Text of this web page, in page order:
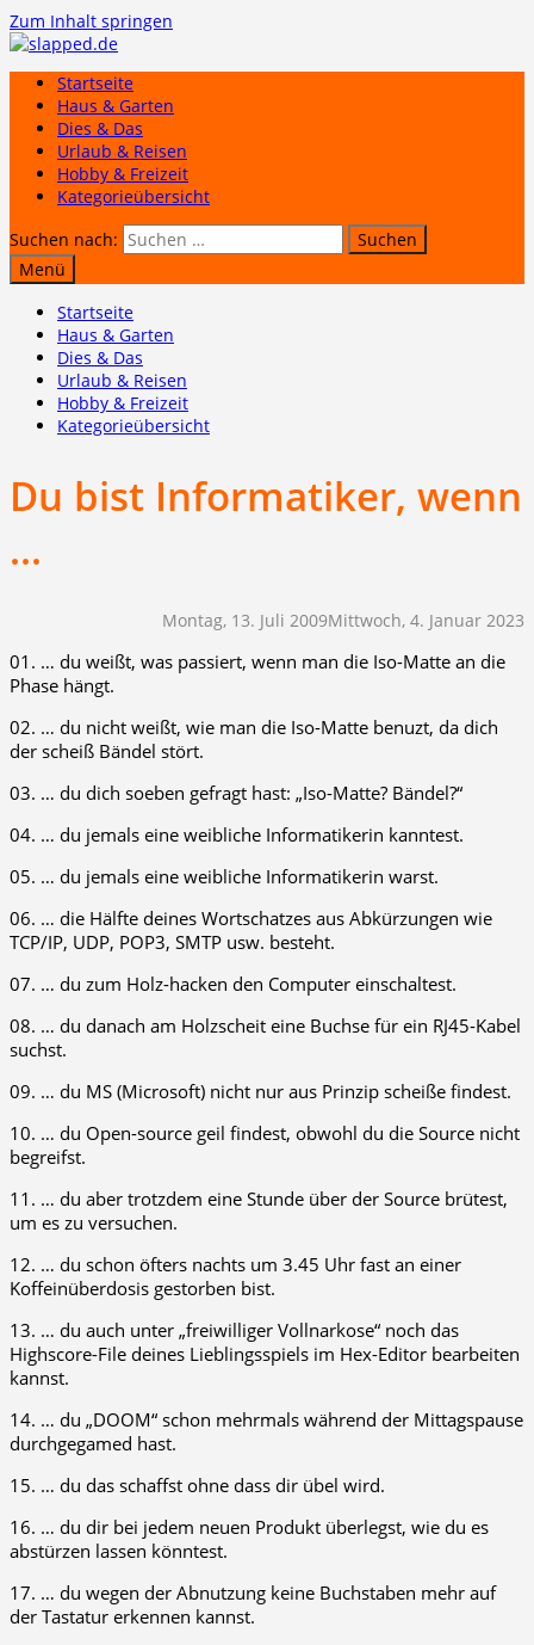
Zum Inhalt springen
Startseite
Haus & Garten
Dies & Das
Urlaub & Reisen
Hobby & Freizeit
Kategorieübersicht
Suchen nach:
Menü
Startseite
Haus & Garten
Dies & Das
Urlaub & Reisen
Hobby & Freizeit
Kategorieübersicht
Du bist Informatiker, wenn
…
Montag, 13. Juli 2009Mittwoch, 4. Januar 2023
01. … du weißt, was passiert, wenn man die Iso-Matte an die
Phase hängt.
02. … du nicht weißt, wie man die Iso-Matte benuzt, da dich
der scheiß Bändel stört.
03. … du dich soeben gefragt hast: „Iso-Matte? Bändel?“
04. … du jemals eine weibliche Informatikerin kanntest.
05. … du jemals eine weibliche Informatikerin warst.
06. … die Hälfte deines Wortschatzes aus Abkürzungen wie
TCP/IP, UDP, POP3, SMTP usw. besteht.
07. … du zum Holz-hacken den Computer einschaltest.
08. … du danach am Holzscheit eine Buchse für ein RJ45-Kabel
suchst.
09. … du MS (Microsoft) nicht nur aus Prinzip scheiße findest.
10. … du Open-source geil findest, obwohl du die Source nicht
begreifst.
11. … du aber trotzdem eine Stunde über der Source brütest,
um es zu versuchen.
12. … du schon öfters nachts um 3.45 Uhr fast an einer
Koffeinüberdosis gestorben bist.
13. … du auch unter „freiwilliger Vollnarkose“ noch das
Highscore-File deines Lieblingsspiels im Hex-Editor bearbeiten
kannst.
14. … du „DOOM“ schon mehrmals während der Mittagspause
durchgegamed hast.
15. … du das schaffst ohne dass dir übel wird.
16. … du dir bei jedem neuen Produkt überlegst, wie du es
abstürzen lassen könntest.
17. … du wegen der Abnutzung keine Buchstaben mehr auf
der Tastatur erkennen kannst.